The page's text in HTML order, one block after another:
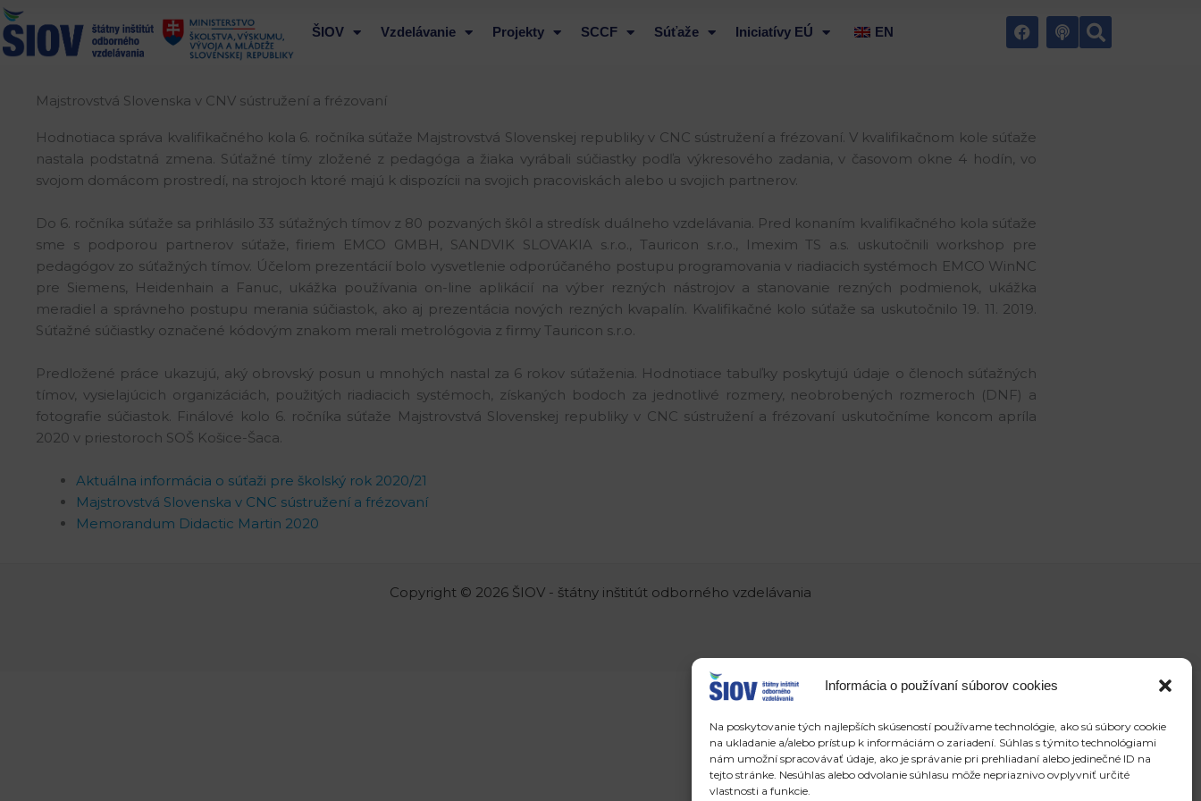
Informácia o používaní súborov cookies
Na poskytovanie tých najlepších skúseností používame technológie, ako sú súbory cookie
na ukladanie a/alebo prístup k informáciám o zariadení. Súhlas s týmito technológiami
nám umožní spracovávať údaje, ako je správanie pri prehliadaní alebo jedinečné ID na
tejto stránke. Nesúhlas alebo odvolanie súhlasu môže nepriaznivo ovplyvniť určité
vlastnosti a funkcie.
Preskočiť
na
obsah
ŠIOV Vzdelávanie Projekty SCCF Súťaže Iniciatívy EÚ EN
F
a
k
P
o
Majstrovstvá Slovenska v CNV sústružení a frézovaní
Hodnotiaca správa kvalifikačného kola 6. ročníka súťaže Majstrovstvá Slovenskej republiky v CNC sústružení a frézovaní. V kvalifikačnom kole súťaže
nastala podstatná zmena. Súťažné tímy zložené z pedagóga a žiaka vyrábali súčiastky podľa výkresového zadania, v časovom okne 4 hodín, vo
svojom domácom prostredí, na strojoch ktoré majú k dispozícii na svojich pracoviskách alebo u svojich partnerov.
Do 6. ročníka súťaže sa prihlásilo 33 súťažných tímov z 80 pozvaných škôl a stredísk duálneho vzdelávania. Pred konaním kvalifikačného kola súťaže
sme s podporou partnerov súťaže, firiem EMCO GMBH, SANDVIK SLOVAKIA s.r.o., Tauricon s.r.o., Imexim TS a.s. uskutočnili workshop pre
pedagógov zo súťažných tímov. Účelom prezentácií bolo vysvetlenie odporúčaného postupu programovania v riadiacich systémoch EMCO WinNC
pre Siemens, Heidenhain a Fanuc, ukážka používania on-line aplikácií na výber rezných nástrojov a stanovanie rezných podmienok, ukážka
meradiel a správneho postupu merania súčiastok, ako aj prezentácia nových rezných kvapalín. Kvalifikačné kolo súťaže sa uskutočnilo 19. 11. 2019.
Súťažné súčiastky označené kódovým znakom merali metrológovia z firmy Tauricon s.r.o.
Predložené práce ukazujú, aký obrovský posun u mnohých nastal za 6 rokov súťaženia. Hodnotiace tabuľky poskytujú údaje o členoch súťažných
tímov, vysielajúcich organizáciách, použitých riadiacich systémoch, získaných bodoch za jednotlivé rozmery, neobrobených rozmeroch (DNF) a
fotografie súčiastok. Finálové kolo 6. ročníka súťaže Majstrovstvá Slovenskej republiky v CNC sústružení a frézovaní uskutočníme koncom apríla
2020 v priestoroch SOŠ Košice-Šaca.
Aktuálna informácia o súťaži pre školský rok 2020/21
Majstrovstvá Slovenska v CNC sústružení a frézovaní
Memorandum Didactic Martin 2020
Copyright © 2026 ŠIOV - štátny inštitút odborného vzdelávania